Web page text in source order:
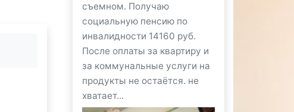
съемном. Получаю
социальную пенсию по
инвалидности 14160 руб.
После оплаты за квартиру и
за коммунальные услуги на
продукты не остаётся. не
хватает...